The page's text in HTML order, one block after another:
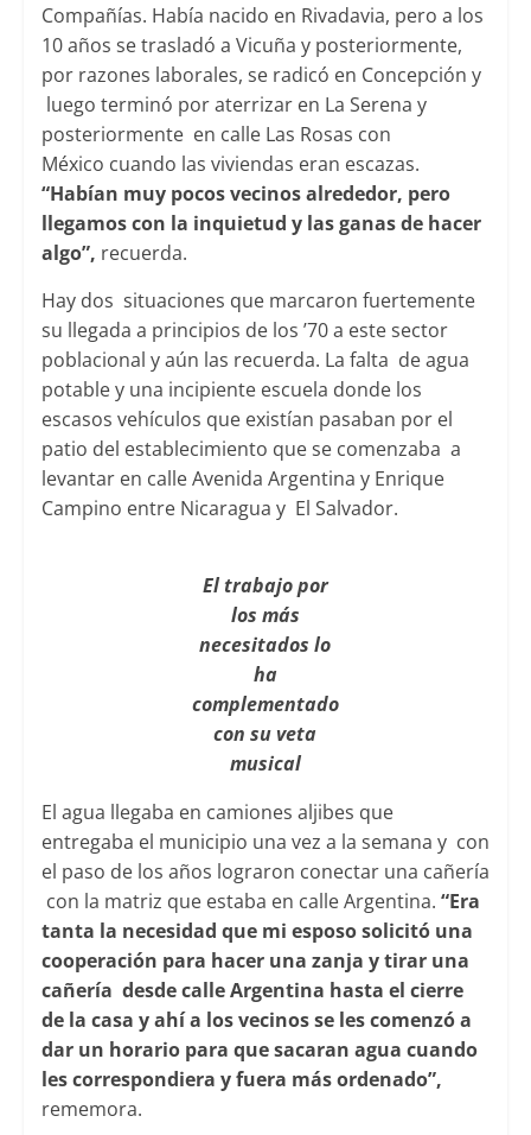
Compañías. Había nacido en Rivadavia, pero a los
10 años se trasladó a Vicuña y posteriormente,
por razones laborales, se radicó en Concepción y
luego terminó por aterrizar en La Serena y
posteriormente en calle Las Rosas con
México cuando las viviendas eran escazas.
“Habían muy pocos vecinos alrededor, pero
llegamos con la inquietud y las ganas de hacer
algo”, recuerda.
Hay dos situaciones que marcaron fuertemente
su llegada a principios de los ’70 a este sector
poblacional y aún las recuerda. La falta de agua
potable y una incipiente escuela donde los
escasos vehículos que existían pasaban por el
patio del establecimiento que se comenzaba a
levantar en calle Avenida Argentina y Enrique
Campino entre Nicaragua y El Salvador.
El trabajo por
los más
necesitados lo
ha
complementado
con su veta
musical
El agua llegaba en camiones aljibes que
entregaba el municipio una vez a la semana y con
el paso de los años lograron conectar una cañería
con la matriz que estaba en calle Argentina. “Era
tanta la necesidad que mi esposo solicitó una
cooperación para hacer una zanja y tirar una
cañería desde calle Argentina hasta el cierre
de la casa y ahí a los vecinos se les comenzó a
dar un horario para que sacaran agua cuando
les correspondiera y fuera más ordenado”,
rememora.